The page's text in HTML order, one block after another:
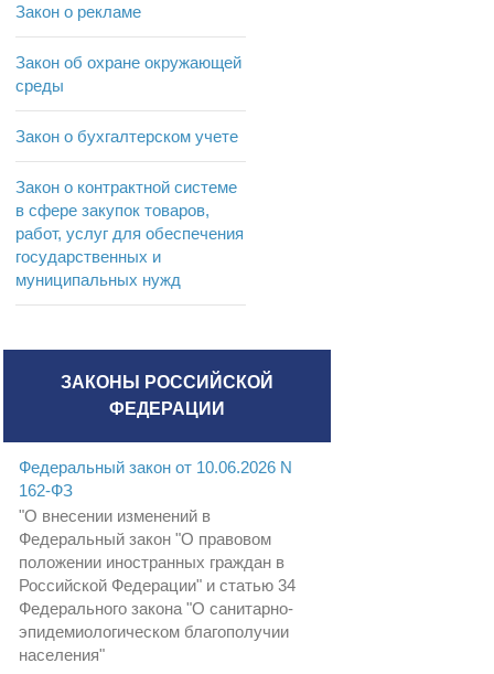
Закон о рекламе
Закон об охране окружающей
среды
Закон о бухгалтерском учете
Закон о контрактной системе
в сфере закупок товаров,
работ, услуг для обеспечения
государственных и
муниципальных нужд
ЗАКОНЫ РОССИЙСКОЙ
ФЕДЕРАЦИИ
Федеральный закон от 10.06.2026 N
162-ФЗ
"О внесении изменений в
Федеральный закон "О правовом
положении иностранных граждан в
Российской Федерации" и статью 34
Федерального закона "О санитарно-
эпидемиологическом благополучии
населения"